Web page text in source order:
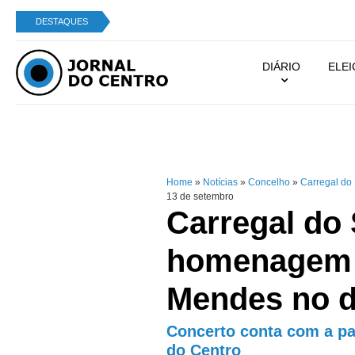
DESTAQUES
DIÁRIO
Home » Notícias » Concelho » Carregal do
13 de setembro
Carregal do
Mendes no
Concerto conta com a
do Centro